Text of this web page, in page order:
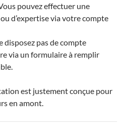
pouvez effectuer une
d’expertise via votre compte
disposez pas de compte
via un formulaire à remplir
est justement conçue pour
en amont.